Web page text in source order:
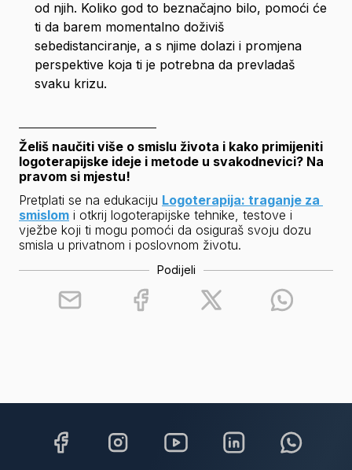
od njih. Koliko god to beznačajno bilo, pomoći će
ti da barem momentalno doživiš
sebedistanciranje, a s njime dolazi i promjena
perspektive koja ti je potrebna da prevladaš
svaku krizu.
Želiš naučiti više o smislu života i kako primijeniti
logoterapijske ideje i metode u svakodnevici? Na
pravom si mjestu!
Pretplati se na edukaciju Logoterapija: traganje za
smislom i otkrij logoterapijske tehnike, testove i
vježbe koji ti mogu pomoći da osiguraš svoju dozu
smisla u privatnom i poslovnom životu.
Podijeli